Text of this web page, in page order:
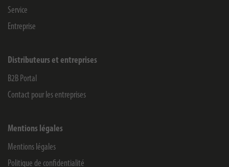
Service
Entreprise
Distributeurs et entreprises
B2B Portal
Contact pour les entreprises
Mentions légales
Mentions légales
Politique de confidentialité